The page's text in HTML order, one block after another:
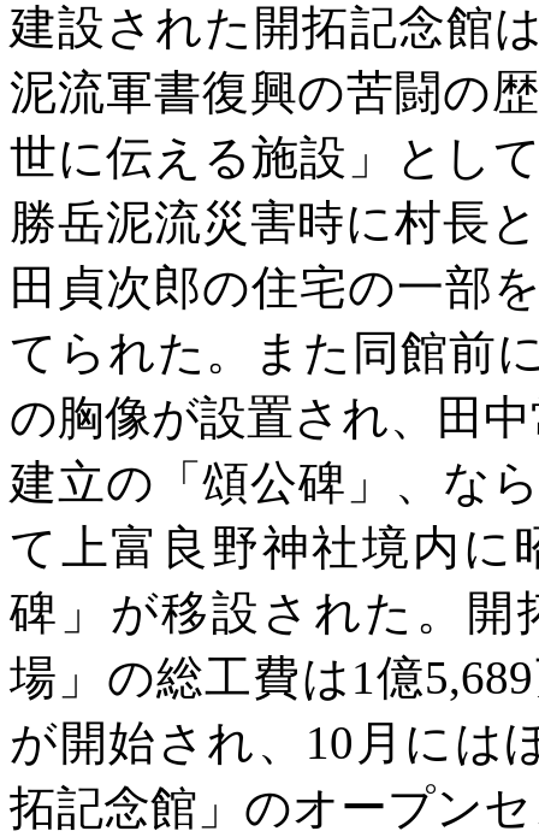
建設された開拓記念館
泥流軍書復興の苦闘の
世に伝える施設」とし
勝岳泥流災害時に村長
田貞次郎の住宅の一部
てられた。また同館前
の胸像が設置され、田
建立の「頌公碑」、な
て上富良野神社境内に
碑」が移設された。開
場」の総工費は1億
が開始され、10月には
拓記念館」のオープン